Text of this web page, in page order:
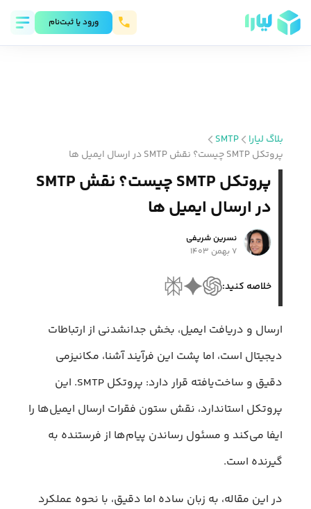
ورود يا ثبت‌نام
بلاگ لیارا
SMTP
پروتکل SMTP چیست؟ نقش SMTP در ارسال ایمیل ها
پروتکل SMTP چیست؟ نقش SMTP
در ارسال ایمیل ها
نسرین شریفی
۷ بهمن ۱۴۰۳
خلاصه کنید:
ارسال و دریافت ایمیل، بخش جدانشدنی از ارتباطات
دیجیتال است، اما پشت این فرآیند آشنا، مکانیزمی
دقیق و ساخت‌یافته قرار دارد: پروتکل SMTP. این
پروتکل استاندارد، نقش ستون فقرات ارسال ایمیل‌ها را
ایفا می‌کند و مسئول رساندن پیام‌ها از فرستنده به
گیرنده است.
در این مقاله، به‌ زبان ساده اما دقیق، با نحوه عملکرد